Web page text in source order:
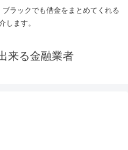
ラックでも借金をまとめてくれる
します。
来る金融業者